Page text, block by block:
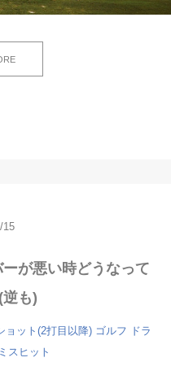
15
が悪い時どうなって
も)
ョット(2打目以降) ゴルフ ドラ
スヒット